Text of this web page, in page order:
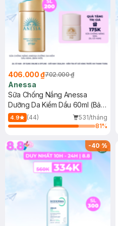
406.000 ₫702.000 ₫
Anessa
Sữa Chống Nắng Anessa
Dưỡng Da Kiềm Dầu 60ml (Bản
Mới)
4.9 (44)
531/tháng
81%
-40%